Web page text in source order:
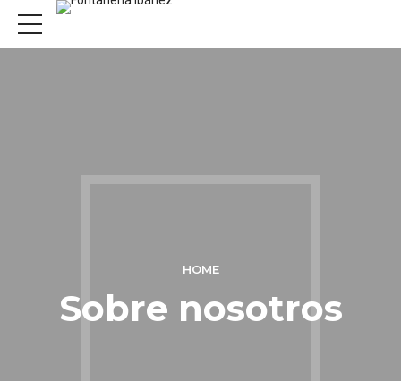
HOME
Sobre nosotros